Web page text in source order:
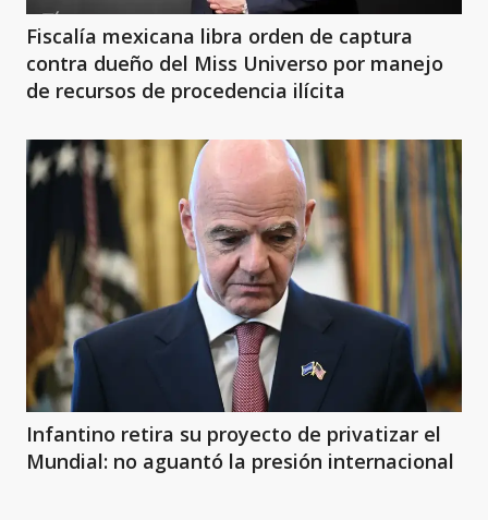
Fiscalía mexicana libra orden de captura
contra dueño del Miss Universo por manejo
de recursos de procedencia ilícita
Infantino retira su proyecto de privatizar el
Mundial: no aguantó la presión internacional